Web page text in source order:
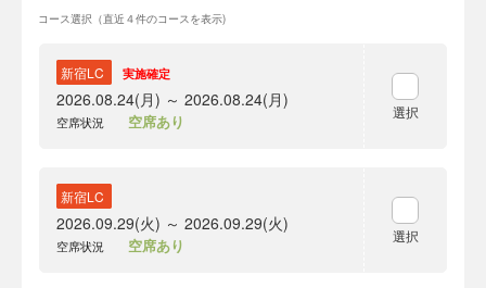
コース選択（直近４件のコースを表示)
新宿LC 実施確定
2026.08.24(月) ～ 2026.08.24(月)
空席状況 空席あり 選択
新宿LC
2026.09.29(火) ～ 2026.09.29(火)
空席状況 空席あり 選択